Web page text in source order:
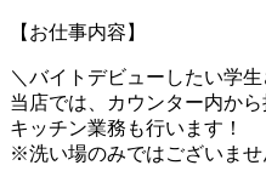
【お仕事内容】
＼バイトデビューしたい学
当店では、カウンター内か
キッチン業務も行います！
※洗い場のみではございませ